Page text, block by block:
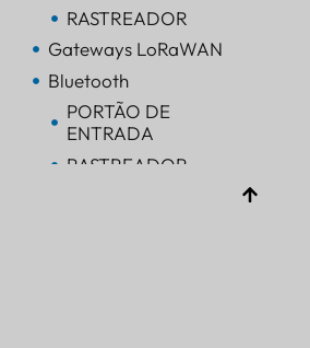
RASTREADOR
Gateways LoRaWAN
Bluetooth
PORTÃO DE
ENTRADA
RASTREADOR